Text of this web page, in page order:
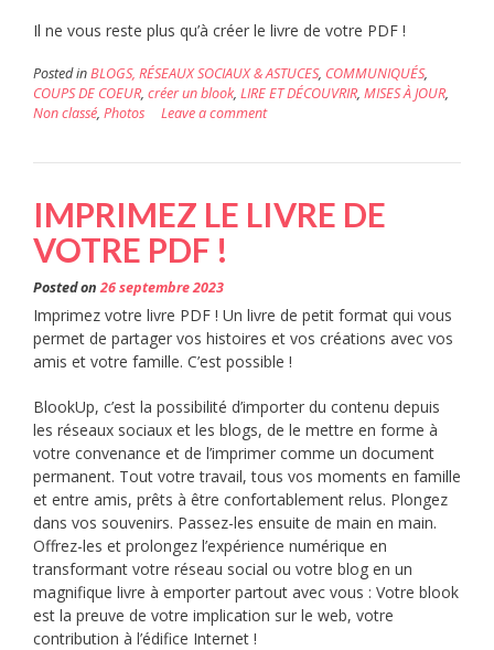
Il ne vous reste plus qu’à créer le livre de votre PDF !
Posted inBLOGS, RÉSEAUX SOCIAUX & ASTUCES, COMMUNIQUÉS,
COUPS DE COEUR, créer un blook, LIRE ET DÉCOUVRIR, MISES À JOUR,
Non classé, Photos Leave a comment
IMPRIMEZ LE LIVRE DE
VOTRE PDF !
Posted on26 septembre 2023
Imprimez votre livre PDF ! Un livre de petit format qui vous
permet de partager vos histoires et vos créations avec vos
amis et votre famille. C’est possible !
BlookUp, c’est la possibilité d’importer du contenu depuis
les réseaux sociaux et les blogs, de le mettre en forme à
votre convenance et de l’imprimer comme un document
permanent. Tout votre travail, tous vos moments en famille
et entre amis, prêts à être confortablement relus. Plongez
dans vos souvenirs. Passez-les ensuite de main en main.
Offrez-les et prolongez l’expérience numérique en
transformant votre réseau social ou votre blog en un
magnifique livre à emporter partout avec vous : Votre blook
est la preuve de votre implication sur le web, votre
contribution à l’édifice Internet !